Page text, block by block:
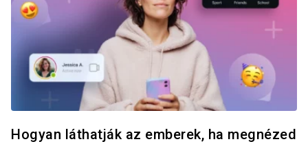
Hogyan láthatják az emberek, ha megnézed